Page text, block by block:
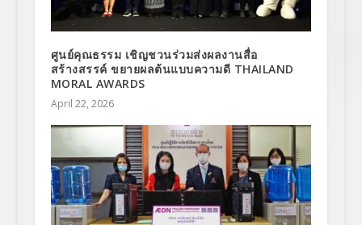
ศูนย์คุณธรรม เชิญชวนร่วมส่งผลงานสื่อ
สร้างสรรค์ ขยายผลต้นแบบความดี THAILAND
MORAL AWARDS
April 22, 2026